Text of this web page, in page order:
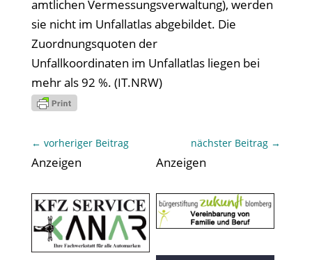
amtlichen Vermessungsverwaltung), werden
sie nicht im Unfallatlas abgebildet. Die
Zuordnungsquoten der
Unfallkoordinaten im Unfallatlas liegen bei
mehr als 92 %. (IT.NRW)
← vorheriger Beitrag nächster Beitrag →
Anzeigen Anzeigen